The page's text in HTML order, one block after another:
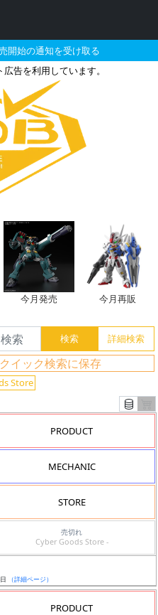
開始の通知を受け取る
告を利用しています。
で2026年03
今月発売 今月再販
イック検索に保存
Store
PRODUCT
MECHANIC
STORE
売切れ
Cyber Goods Store -
（詳細ページ）
PRODUCT